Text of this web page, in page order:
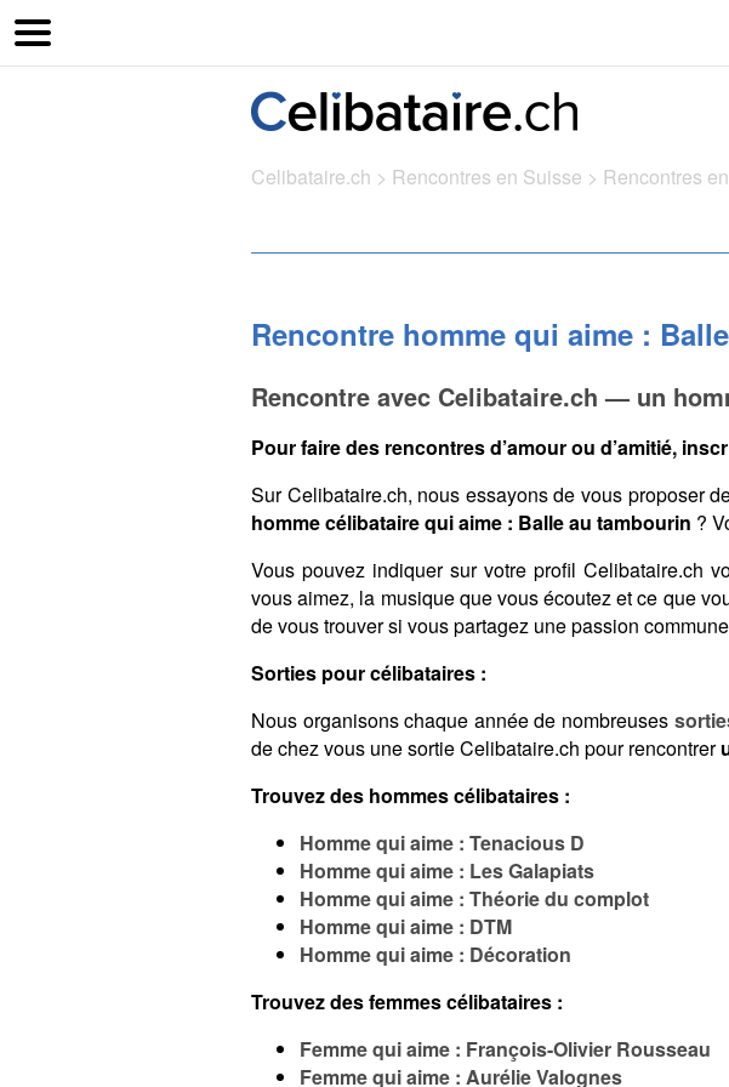
Celibataire.ch > Rencontres en Suisse > Rencontres
Rencontre homme qui aime :
Rencontre avec Celibataire.ch — un
Pour faire des rencontres d’amour ou d’amitié,
Sur Celibataire.ch, nous essayons de vous proposer
homme célibataire qui aime : Balle au tambourin ?
Vous pouvez indiquer sur votre profil Celibataire.ch
vous aimez, la musique que vous écoutez et ce que
de vous trouver si vous partagez une passion
Sorties pour célibataires :
Nous organisons chaque année de nombreuses
de chez vous une sortie Celibataire.ch pour rencontrer
Trouvez des hommes célibataires :
Homme qui aime : Tenacious D
Homme qui aime : Les Galapiats
Homme qui aime : Théorie du complot
Homme qui aime : DTM
Homme qui aime : Décoration
Trouvez des femmes célibataires :
Femme qui aime : François-Olivier Rousseau
Femme qui aime : Aurélie Valognes